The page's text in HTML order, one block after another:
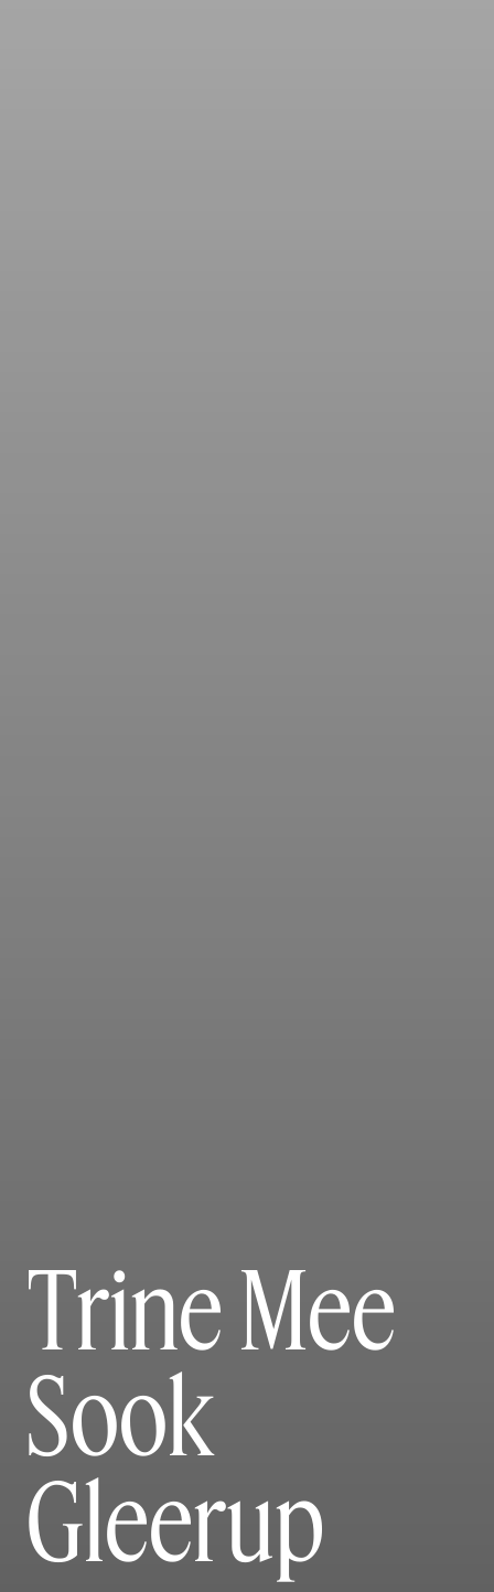
Trine Mee
Sook
Gleerup